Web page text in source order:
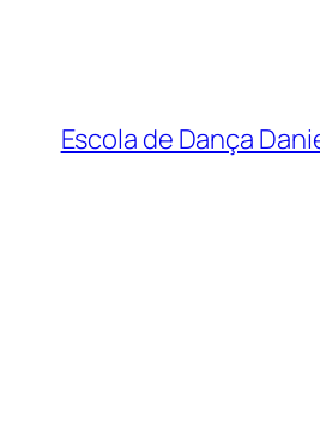
Escola de Dança